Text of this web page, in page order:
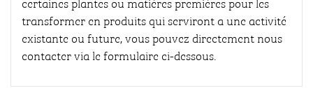
transformer en produits qui serviront a une activité
existante ou future, vous pouvez directement nous
contacter via le formulaire ci-dessous.